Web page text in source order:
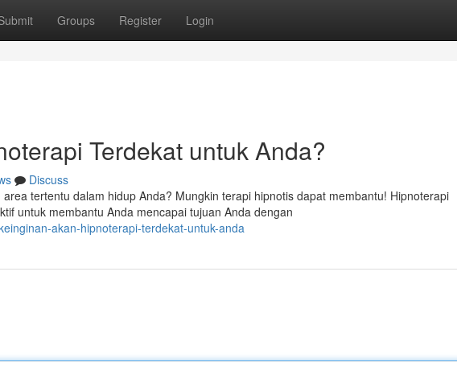
Groups Register Login
Terdekat untuk Anda?
Discuss
tertentu dalam hidup Anda? Mungkin terapi hipnotis dapat membantu! Hipnoterapi
untuk membantu Anda mencapai tujuan Anda dengan
akan-hipnoterapi-terdekat-untuk-anda